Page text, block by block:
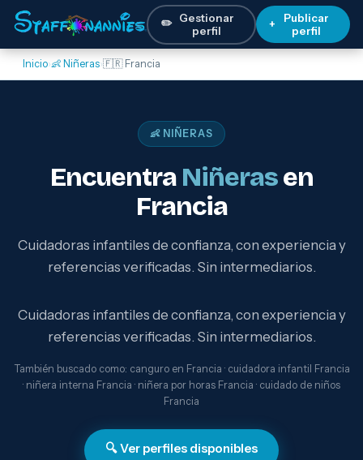
✏️ Gestionar
perfil
+
Publicar
perfil
Inicio›👶 Niñeras›🇫🇷 Francia
👶 NIÑERAS
Encuentra Niñerasen
Francia
Cuidadoras infantiles de confianza, con experiencia y
referencias verificadas. Sin intermediarios.
Cuidadoras infantiles de confianza, con experiencia y
referencias verificadas. Sin intermediarios.
También buscado como: canguro en Francia · cuidadora infantil Francia
· niñera interna Francia · niñera por horas Francia · cuidado de niños
Francia
🔍 Ver perfiles disponibles